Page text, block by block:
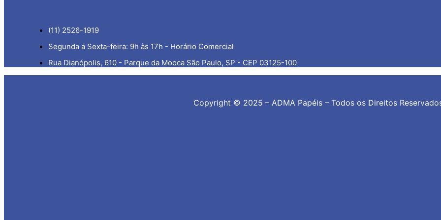
(11) 2526-1919
Segunda a Sexta-feira: 9h às 17h - Horário Comercial
Rua Dianópolis, 610 - Parque da Mooca São Paulo, SP - CEP 03125-100
Copyright © 2025 – ADMA Papéis – Todos os Direitos